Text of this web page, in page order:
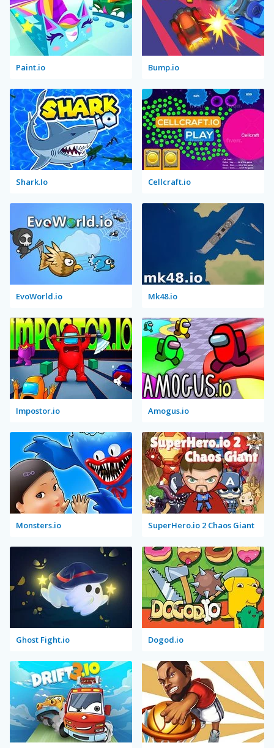
Paint.io Bump.io
Shark.Io Cellcraft.io
EvoWorld.io Mk48.io
Impostor.io Amogus.io
Monsters.io SuperHero.io 2 Chaos Giant
Ghost Fight.io Dogod.io